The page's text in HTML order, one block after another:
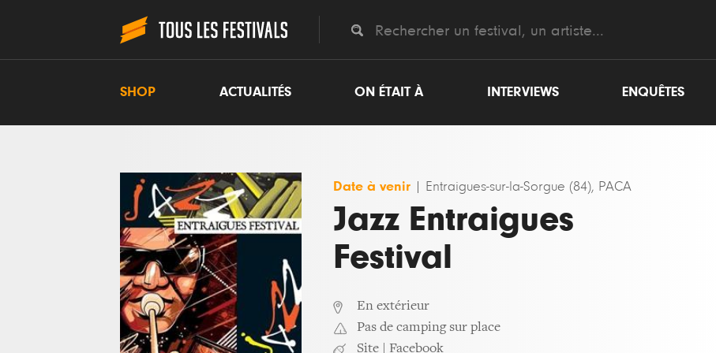
SHOP ACTUALITÉS ON ÉTAIT À INTERVIEWS ENQUÊTES
Date à venir Entraigues-sur-la-Sorgue (84), PACA
Jazz Entraigues
Festival
En extérieur
Pas de camping sur place
Site
Facebook